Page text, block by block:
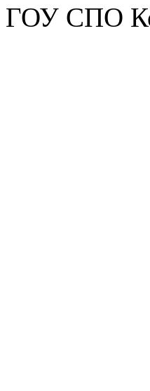
ГОУ СПО